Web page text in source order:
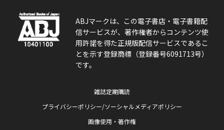
ABJマークは、この電子書店・電子書籍配
信サービスが、著作権者からコンテンツ使
用許諾を得た正規版配信サービスであるこ
とを示す登録商標（登録番号6091713号）
です。
雑誌定期購読
プライバシーポリシー/ソーシャルメディアポリシー
画像使用・著作権